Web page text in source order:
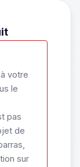
votre
le
pas
de
sur